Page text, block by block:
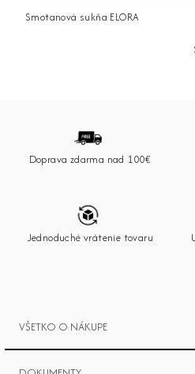
Smotanová sukňa ELORA
Doprava zdarma nad 100€
Jednoduché vrátenie tovaru
VŠETKO O NÁKUPE